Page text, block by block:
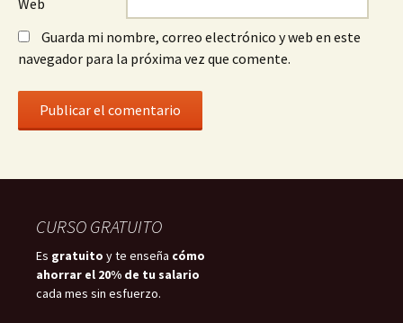
Web
Guarda mi nombre, correo electrónico y web en este
navegador para la próxima vez que comente.
CURSO GRATUITO
Es gratuito y te enseña cómo
ahorrar el 20% de tu salario
cada mes sin esfuerzo.